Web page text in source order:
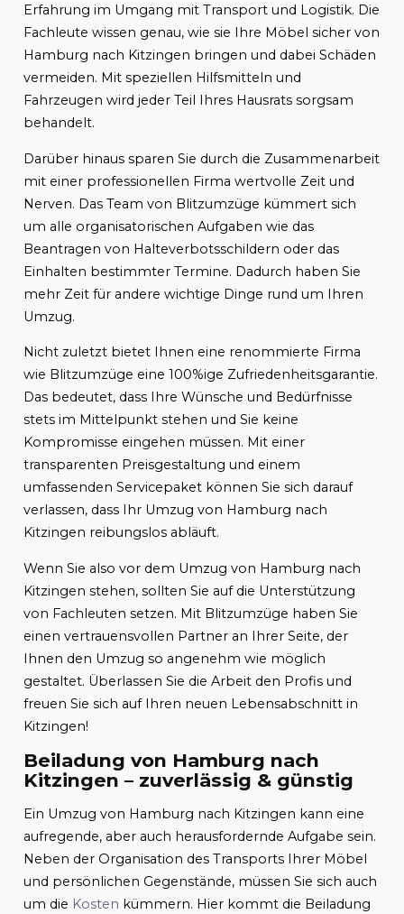
Erfahrung im Umgang mit Transport und Logistik. Die
Fachleute wissen genau, wie sie Ihre Möbel sicher von
Hamburg nach Kitzingen bringen und dabei Schäden
vermeiden. Mit speziellen Hilfsmitteln und
Fahrzeugen wird jeder Teil Ihres Hausrats sorgsam
behandelt.
Darüber hinaus sparen Sie durch die Zusammenarbeit
mit einer professionellen Firma wertvolle Zeit und
Nerven. Das Team von Blitzumzüge kümmert sich
um alle organisatorischen Aufgaben wie das
Beantragen von Halteverbotsschildern oder das
Einhalten bestimmter Termine. Dadurch haben Sie
mehr Zeit für andere wichtige Dinge rund um Ihren
Umzug.
Nicht zuletzt bietet Ihnen eine renommierte Firma
wie Blitzumzüge eine 100%ige Zufriedenheitsgarantie.
Das bedeutet, dass Ihre Wünsche und Bedürfnisse
stets im Mittelpunkt stehen und Sie keine
Kompromisse eingehen müssen. Mit einer
transparenten Preisgestaltung und einem
umfassenden Servicepaket können Sie sich darauf
verlassen, dass Ihr Umzug von Hamburg nach
Kitzingen reibungslos abläuft.
Wenn Sie also vor dem Umzug von Hamburg nach
Kitzingen stehen, sollten Sie auf die Unterstützung
von Fachleuten setzen. Mit Blitzumzüge haben Sie
einen vertrauensvollen Partner an Ihrer Seite, der
Ihnen den Umzug so angenehm wie möglich
gestaltet. Überlassen Sie die Arbeit den Profis und
freuen Sie sich auf Ihren neuen Lebensabschnitt in
Kitzingen!
Beiladung von Hamburg nach
Kitzingen – zuverlässig & günstig
Ein Umzug von Hamburg nach Kitzingen kann eine
aufregende, aber auch herausfordernde Aufgabe sein.
Neben der Organisation des Transports Ihrer Möbel
und persönlichen Gegenstände, müssen Sie sich auch
um die Kosten kümmern. Hier kommt die Beiladung